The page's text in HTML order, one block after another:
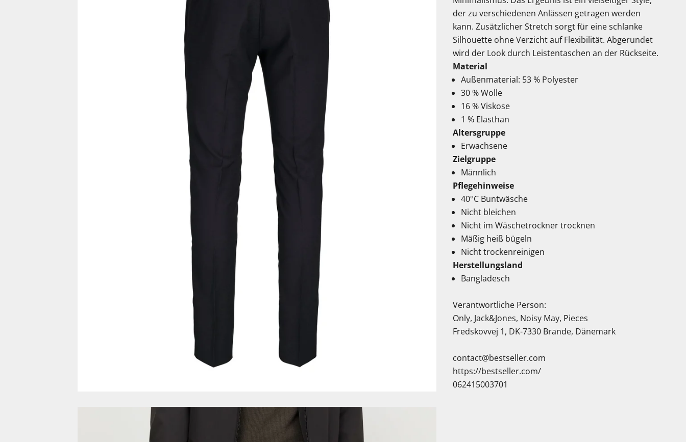
der zu verschiedenen Anlässen getragen werden
kann. Zusätzlicher Stretch sorgt für eine schlanke
Silhouette ohne Verzicht auf Flexibilität. Abgerundet
wird der Look durch Leistentaschen an der Rückseite.
Material
Außenmaterial: 53 % Polyester
30 % Wolle
16 % Viskose
1 % Elasthan
Altersgruppe
Erwachsene
Zielgruppe
Männlich
Pflegehinweise
40°C Buntwäsche
Nicht bleichen
Nicht im Wäschetrockner trocknen
Mäßig heiß bügeln
Nicht trockenreinigen
Herstellungsland
Bangladesch
Verantwortliche Person:
Only, Jack&Jones, Noisy May, Pieces
Fredskovvej 1, DK-7330 Brande, Dänemark
contact@bestseller.com
https://bestseller.com/
062415003701